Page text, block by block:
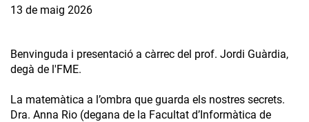
13 de maig 2026
Benvinguda i presentació a càrrec del prof. Jordi Guàrdia,
degà de l'FME.
La matemàtica a l’ombra que guarda els nostres secrets.
Dra. Anna Rio (degana de la Facultat d’Informàtica de